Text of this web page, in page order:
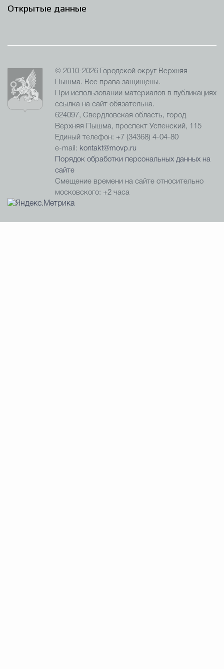
Открытые данные
© 2010-2026 Городской округ Верхняя
Пышма. Все права защищены.
При использовании материалов в публикациях
ссылка на сайт обязательна.
624097, Свердловская область, город
Верхняя Пышма, проспект Успенский, 115
Единый телефон: +7 (34368) 4-04-80
e-mail: kontakt@movp.ru
Порядок обработки персональных данных на
сайте
Смещение времени на сайте относительно
московского: +2 часа